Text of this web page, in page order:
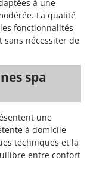
à une
La qualité
fonctionnalités
nécessiter de
spa
une
à domicile
techniques et la
entre confort